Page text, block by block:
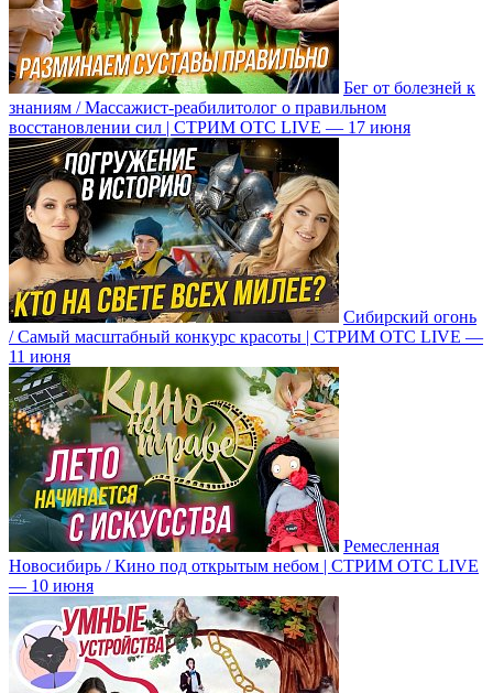
Бег от болезней к
знаниям / Массажист-реабилитолог о правильном
восстановлении сил | СТРИМ ОТС LIVE — 17 июня
Сибирский огонь
/ Самый масштабный конкурс красоты | СТРИМ ОТС LIVE —
11 июня
Ремесленная
Новосибирь / Кино под открытым небом | СТРИМ ОТС LIVE
— 10 июня